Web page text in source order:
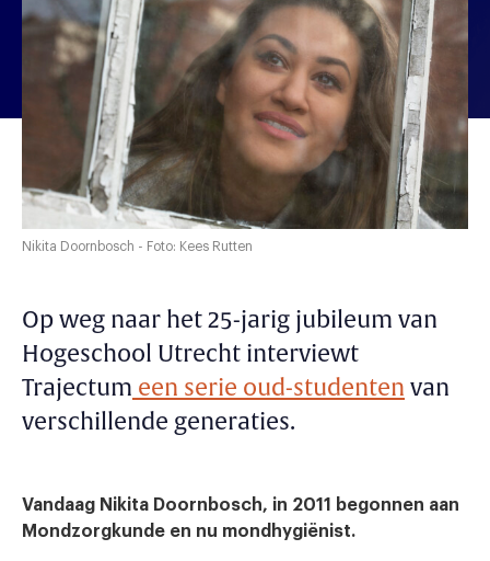
Nikita Doornbosch - Foto: Kees Rutten
Op weg naar het 25-jarig jubileum van
Hogeschool Utrecht interviewt
Trajectum een serie oud-studenten van
verschillende generaties.
Vandaag Nikita Doornbosch, in 2011 begonnen aan
Mondzorgkunde en nu mondhygiënist.